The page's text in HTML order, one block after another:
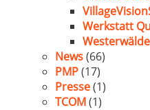
Werkstatt
News(66)
PMP(17)
Presse(1)
TCOM(1)